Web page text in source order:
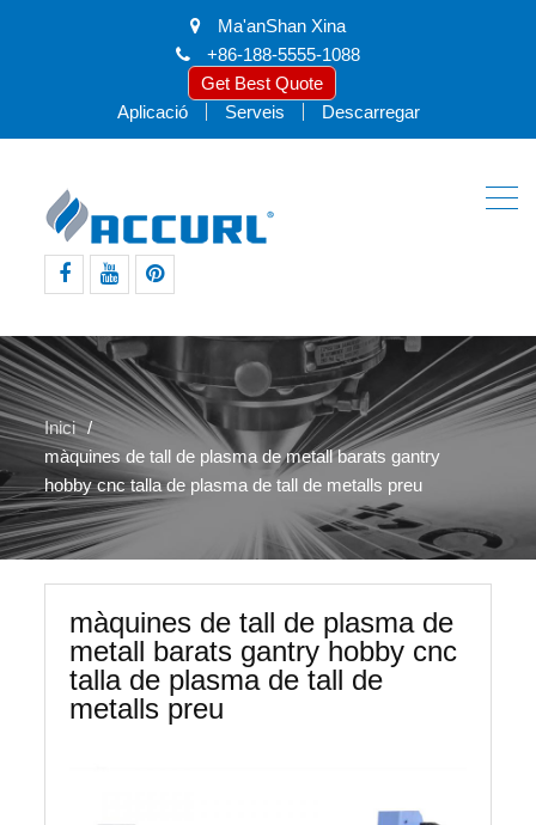
Ma'anShan Xina
+86-188-5555-1088
Get Best Quote
Aplicació
Serveis Descarregar
Inici
màquines de tall de plasma de metall barats gantry
hobby cnc talla de plasma de tall de metalls preu
màquines de tall de plasma de
metall barats gantry hobby cnc
talla de plasma de tall de
metalls preu